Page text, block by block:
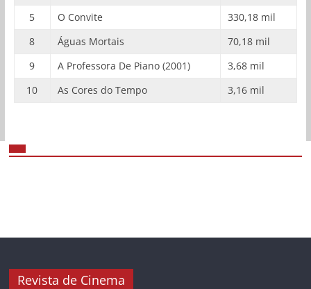
5 O Convite
330,18 mil
8
Águas Mortais
70,18 mil
9
A Professora De Piano (2001)
3,68 mil
10
As Cores do Tempo 3,16 mil
Revista de Cinema